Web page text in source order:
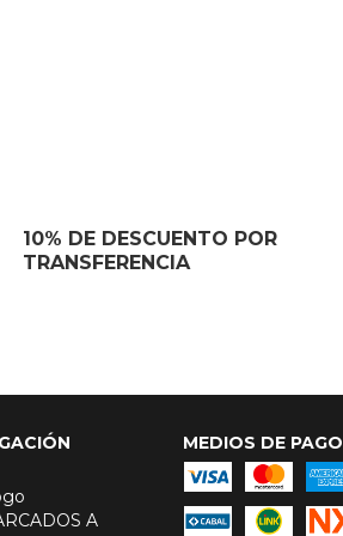
10% DE DESCUENTO POR
TRANSFERENCIA
A
MEDIOS DE PAGO